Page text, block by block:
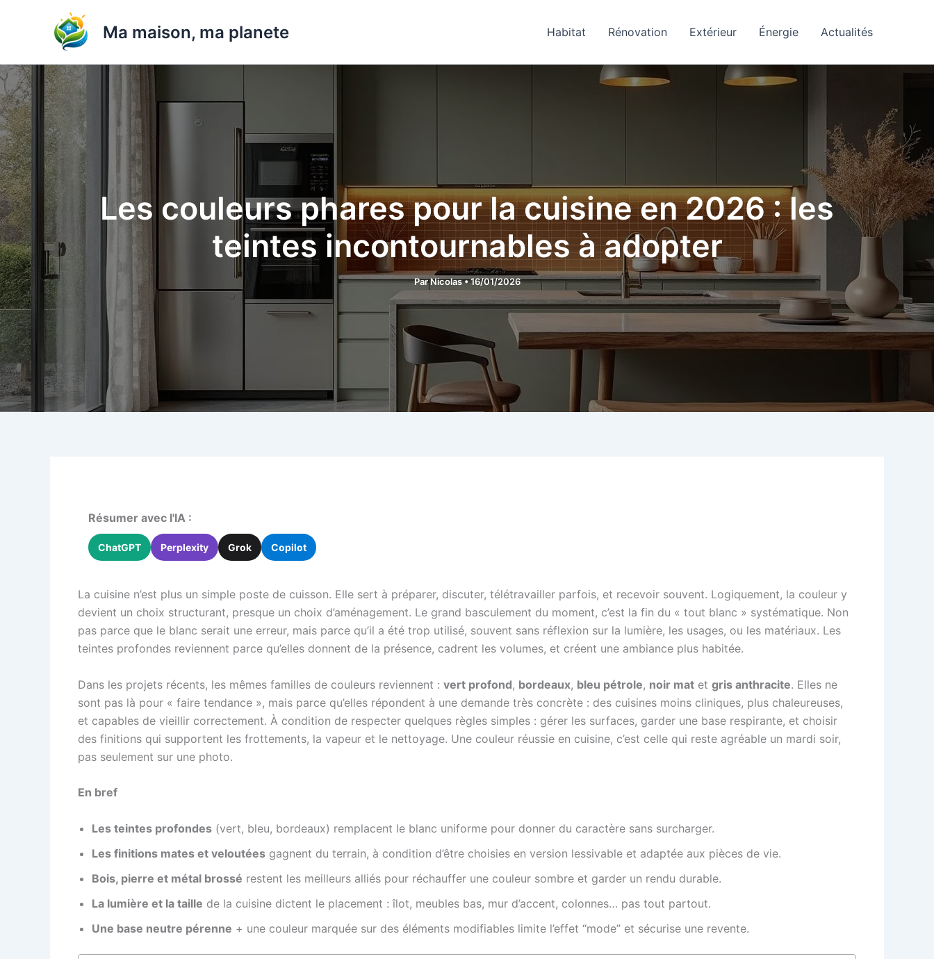
Ma maison, ma planete Habitat Rénovation Extérieur Énergie Actualités
Les couleurs phares pour la cuisine en 2026 : les
teintes incontournables à adopter
ParNicolas•16/01/2026
Résumer avec l'IA :
ChatGPT Perplexity Grok Copilot
La cuisine n’est plus un simple poste de cuisson. Elle sert à préparer, discuter, télétravailler parfois, et recevoir souvent. Logiquement, la couleur y
devient un choix structurant, presque un choix d’aménagement. Le grand basculement du moment, c’est la fin du « tout blanc » systématique. Non
pas parce que le blanc serait une erreur, mais parce qu’il a été trop utilisé, souvent sans réflexion sur la lumière, les usages, ou les matériaux. Les
teintes profondes reviennent parce qu’elles donnent de la présence, cadrent les volumes, et créent une ambiance plus habitée.
Dans les projets récents, les mêmes familles de couleurs reviennent : vert profond, bordeaux, bleu pétrole, noir mat et gris anthracite. Elles ne
sont pas là pour « faire tendance », mais parce qu’elles répondent à une demande très concrète : des cuisines moins cliniques, plus chaleureuses,
et capables de vieillir correctement. À condition de respecter quelques règles simples : gérer les surfaces, garder une base respirante, et choisir
des finitions qui supportent les frottements, la vapeur et le nettoyage. Une couleur réussie en cuisine, c’est celle qui reste agréable un mardi soir,
pas seulement sur une photo.
En bref
Les teintes profondes (vert, bleu, bordeaux) remplacent le blanc uniforme pour donner du caractère sans surcharger.
Les finitions mates et veloutées gagnent du terrain, à condition d’être choisies en version lessivable et adaptée aux pièces de vie.
Bois, pierre et métal brossé restent les meilleurs alliés pour réchauffer une couleur sombre et garder un rendu durable.
La lumière et la taille de la cuisine dictent le placement : îlot, meubles bas, mur d’accent, colonnes… pas tout partout.
Une base neutre pérenne + une couleur marquée sur des éléments modifiables limite l’effet “mode” et sécurise une revente.